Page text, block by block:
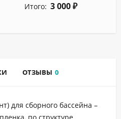
Итого: 3 000 ₽
ОТЗЫВЫ 0
для сборного бассейна –